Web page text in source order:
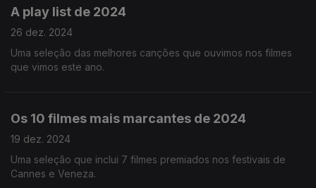
A play list de 2024
26 dez. 2024
Uma seleção das melhores canções que ouvimos nos filmes
que vimos este ano.
Os 10 filmes mais marcantes de 2024
19 dez. 2024
Uma seleção que inclui 7 filmes premiados nos festivais de
Cannes e Veneza.